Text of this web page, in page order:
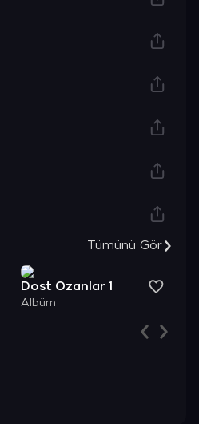
Tümünü Gör
Dost Ozanlar 1
Albüm